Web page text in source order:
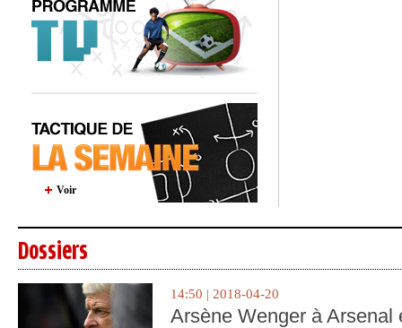
Voir
Dossiers
14:50 | 2018-04-20
Arsène Wenger à Arsenal